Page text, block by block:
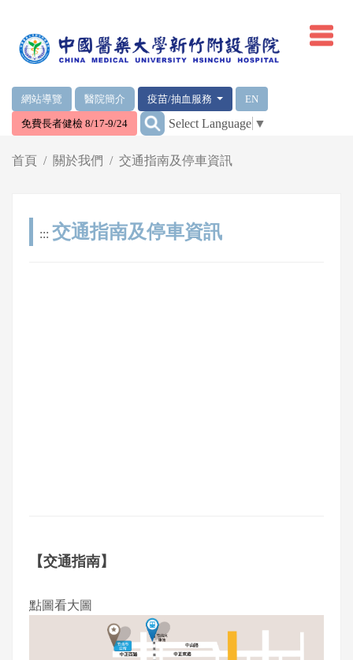
網站導覽 醫院簡介 疫苗/抽血服務 EN
免費長者健檢 8/17-9/24 ::: Select Language ▼
首頁 關於我們 交通指南及停車資訊
::: 交通指南及停車資訊
【交通指南】
點圖看大圖